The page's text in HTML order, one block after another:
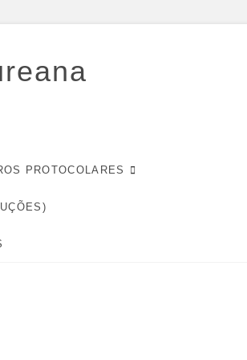
PROTOCOLARES